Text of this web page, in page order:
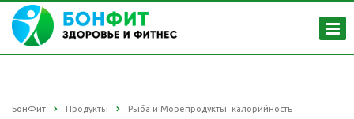
БонФит Продукты Рыба и Морепродукты: калорийность